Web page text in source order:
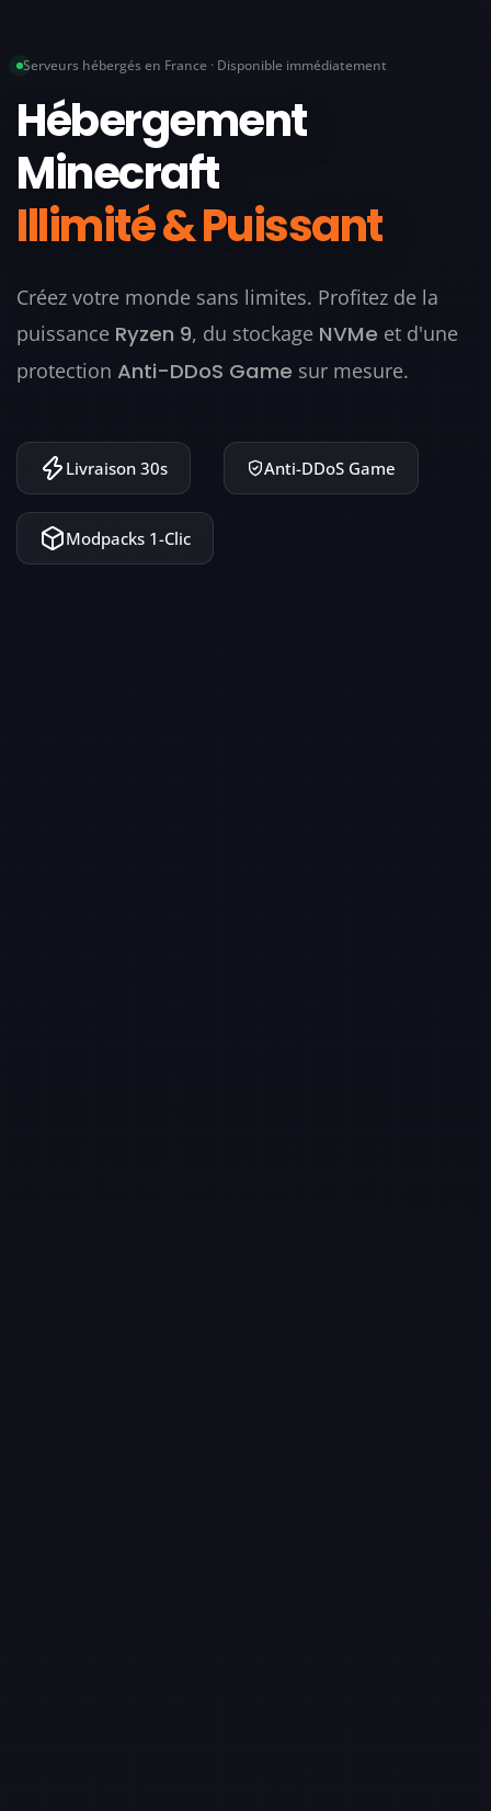
Serveurs hébergés en France · Disponible immédiatement
Hébergement
Minecraft
Illimité & Puissant
Créez votre monde sans limites. Profitez de la
puissance Ryzen 9, du stockage NVMe et d'une
protection Anti-DDoS Game sur mesure.
Livraison 30s Anti-DDoS Game
Modpacks 1-Clic